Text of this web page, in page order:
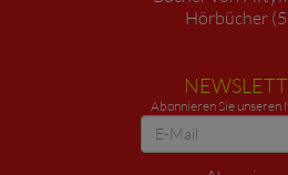
Hörbücher
Abonnieren Sie unseren